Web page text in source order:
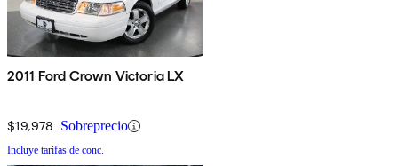
2011 Ford Crown Victoria LX
$19,978 Sobreprecio
Incluye tarifas de conc.